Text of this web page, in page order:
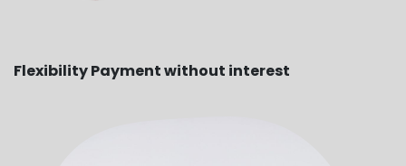
Flexibility Payment without interest